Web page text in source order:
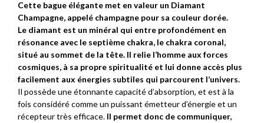
Cette bague élégante met en valeur un Diamant
Champagne, appelé champagne pour sa couleur dorée.
Le diamant est un minéral qui entre profondément en
résonance avec le septième chakra, le chakra coronal,
situé au sommet de la tête. Il relie l’homme aux forces
cosmiques, à sa propre spiritualité et lui donne accès plus
facilement aux énergies subtiles qui parcourent l’univers.
Il possède une étonnante capacité d’absorption, et est à la
fois considéré comme un puissant émetteur d’énergie et un
récepteur très efficace. Il permet donc de communiquer,